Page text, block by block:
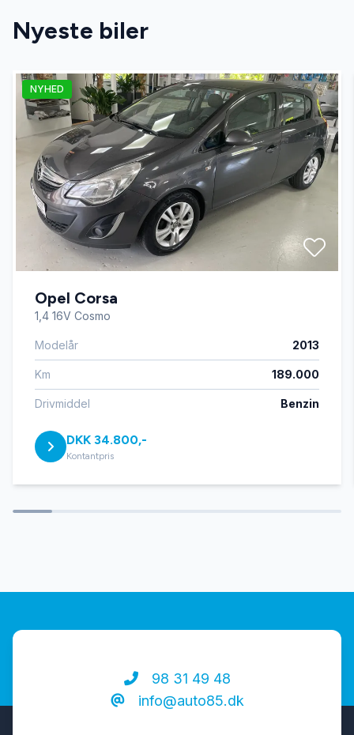
el-klapbare sidespejle med varme
fartpilot
fjernbetjent centrallås
fjernlysassistent
fuldautomatisk klimaanlæg
glastag
højdejusterbart førersæde
håndfri til mobil
ISOFIX
Regnsensor
Nyeste biler
NYHED
Opel Corsa
1,4 16V Cosmo
Modelår 2013
Km 189.000
Drivmiddel Benzin
DKK 34.800,-
Kontantpris
98 31 49 48
info@auto85.dk